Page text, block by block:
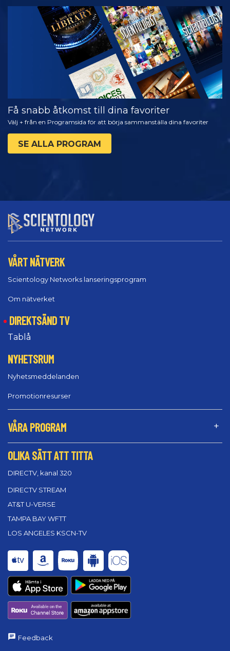
TITTA
UTFORSKA
SERIEN
Få snabb åtkomst till dina favoriter
Välj + från en Programsida för att börja sammanställa dina favoriter
SE ALLA PROGRAM
VÅRT NÄTVERK
Scientology Networks lanseringsprogram
Om nätverket
DIREKTSÄND TV
Tablå
NYHETSRUM
Nyhetsmeddelanden
Promotionresurser
VÅRA PROGRAM
OLIKA SÄTT ATT TITTA
DIRECTV, kanal 320
DIRECTV STREAM
AT&T U-VERSE
TAMPA BAY WFTT
LOS ANGELES KSCN-TV
Feedback